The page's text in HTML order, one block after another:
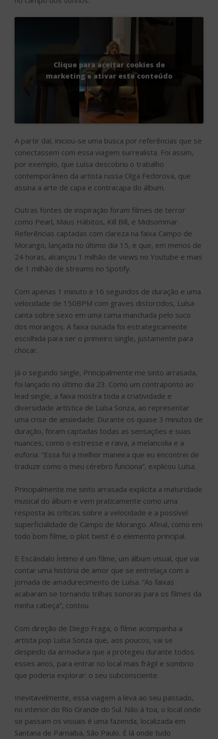
Clique para aceitar cookies de
marketing e ativar este conteúdo
A partir daí, iniciou-se uma busca por referências que se
conectassem com essa viagem surrealista. Foi assim,
por exemplo, que Luísa descobriu o trabalho
contemporâneo da artista russa Olga Fedorova, que
assina a arte de capa e contracapa do álbum.
Outras fontes de inspiração foram filmes de terror
como Pearl, Maus Hábitos, Kill Bill, e Midsommar.
Referências captadas com clareza na faixa Campo de
Morango, lançada no último dia 15, e que, em menos de
24 horas, alcançou 1 milhão de views no Youtube e mais
de 1 milhão de streams no Spotify.
Com apenas 1 minuto e 16 segundos de duração e uma
velocidade de 150BPM com graves distorcidos, Luísa
canta sobre sexo em uma cama manchada pelo suco
dos morangos. A faixa ousada foi estrategicamente
escolhida para ser o primeiro single, justamente para
chocar.
Já o segundo single, Principalmente me sinto arrasada,
foi lançado no último dia 23. Como um contraponto ao
lead single, a faixa mostra toda a criatividade e
diversidade artística de Luísa Sonza, ao representar
uma crise de ansiedade. Durante os quase 3 minutos de
duração, foram captadas todas as sensações e suas
nuances, como o estresse e raiva, a melancolia e a
euforia. “Essa foi a melhor maneira que eu encontrei de
traduzir como o meu cérebro funciona”, explicou Luísa.
Principalmente me sinto arrasada explicita a maturidade
musical do álbum e vem praticamente como uma
resposta às críticas sobre a velocidade e a possível
superficialidade de Campo de Morango. Afinal, como em
todo bom filme, o plot twist é o elemento principal.
E Escândalo Íntimo é um filme, um álbum visual, que vai
contar uma história de amor que se entrelaça com a
jornada de amadurecimento de Luísa. “As faixas
acabaram se tornando trilhas sonoras para os filmes da
minha cabeça”, contou.
Com direção de Diego Fraga, o filme acompanha a
artista pop Luísa Sonza que, aos poucos, vai se
despindo da armadura que a protegeu durante todos
esses anos, para entrar no local mais frágil e sombrio
que poderia explorar: o seu subconsciente.
Inevitavelmente, essa viagem a leva ao seu passado,
no interior do Rio Grande do Sul. Não à toa, o local onde
se passam os visuais é uma fazenda, localizada em
Santana de Parnaíba, São Paulo. É lá onde tudo